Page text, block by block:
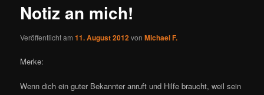
Notiz an mich!
Veröffentlicht am11. August 2012vonMichael F.
Merke:
Wenn dich ein guter Bekannter anruft und Hilfe braucht, weil sein